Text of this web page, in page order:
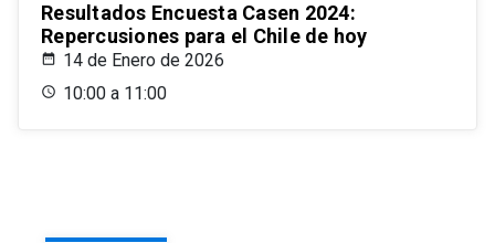
Resultados Encuesta Casen 2024:
Repercusiones para el Chile de hoy
14 de Enero de 2026
10:00 a 11:00